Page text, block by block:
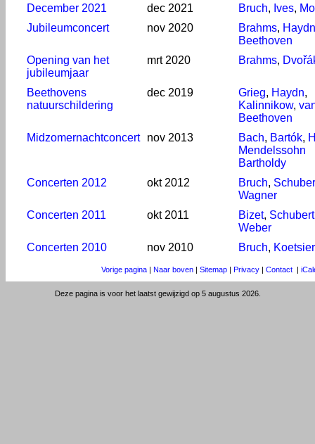
December 2021
dec 2021 Bruch, Ives,
Jubileumconcert
nov 2020 Brahms, Haydn
Beethoven
Opening van het
jubileumjaar
mrt 2020 Brahms,
Beethovens
natuurschildering
dec 2019 Grieg, Haydn,
Kalinnikow,
Beethoven
Midzomernachtconcert
nov 2013 Bach, Bartók,
Mendelssohn
Bartholdy
Concerten 2012
okt 2012 Bruch,
Wagner
Concerten 2011
okt 2011 Bizet, Schubert
Weber
Concerten 2010
nov 2010 Bruch, Koetsier
Vorige pagina | Naar boven | Sitemap | Privacy | Contact |
Deze pagina is voor het laatst gewijzigd op 5 augustus 2026.